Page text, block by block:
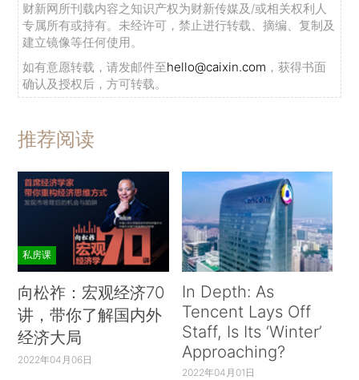
财新网所刊载内容之知识产权为财新传媒及/或相关权利人
专属所有或持有。未经许可，禁止进行转载、摘编、复制及
建立镜像等任何使用。
如有意愿转载，请发邮件至hello@caixin.com ，获得书面
确认及授权后，方可转载。
推荐阅读
私房课
向松祚：宏观经济70
讲，带你了解国内外
经济大局
2022年04月06日
In Depth: As
Tencent Lays Off
Staff, Is Its ‘Winter’
Approaching?
2022年04月01日